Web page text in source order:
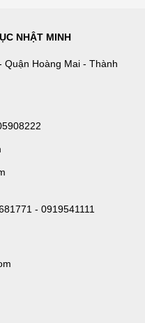
NHẬT MINH
Quận Hoàng Mai - Thành
- 0919541111